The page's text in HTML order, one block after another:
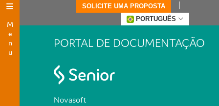
Menu
SOLICITE UMA PROPOSTA
PORTUGUÊS
PORTAL DE DOCUMENTAÇÃO
Novasoft